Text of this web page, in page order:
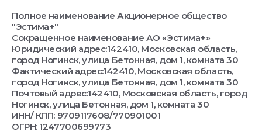
Полное наименование Акционерное общество
"Эстима+"
Сокращенное наименование АО «Эстима+»
Юридический адрес:142410, Московская область,
город Ногинск, улица Бетонная, дом 1, комната 30
Фактический адрес:142410, Московская область,
город Ногинск, улица Бетонная, дом 1, комната 30
Почтовый адрес:142410, Московская область, город
Ногинск, улица Бетонная, дом 1, комната 30
ИНН/ КПП: 9709117608/770901001
ОГРН: 1247700699773